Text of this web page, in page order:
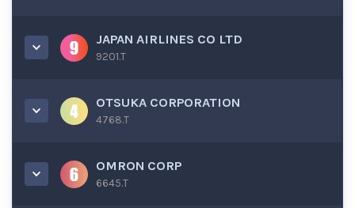
JAPAN AIRLINES CO LTD
9201.T
OTSUKA CORPORATION
4768.T
OMRON CORP
6645.T